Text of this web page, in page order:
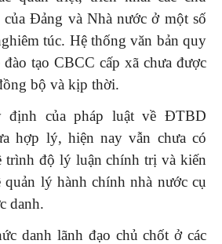
của Đảng và Nhà nước ở một số
túc. Hệ thống văn bản quy
tạo CBCC cấp xã chưa được
bộ và kịp thời.
định của pháp luật về ĐTBD
hợp lý, hiện nay vẫn chưa có
trình độ lý luận chính trị và kiến
lý hành chính nhà nước cụ
danh.
danh lãnh đạo chủ chốt ở các